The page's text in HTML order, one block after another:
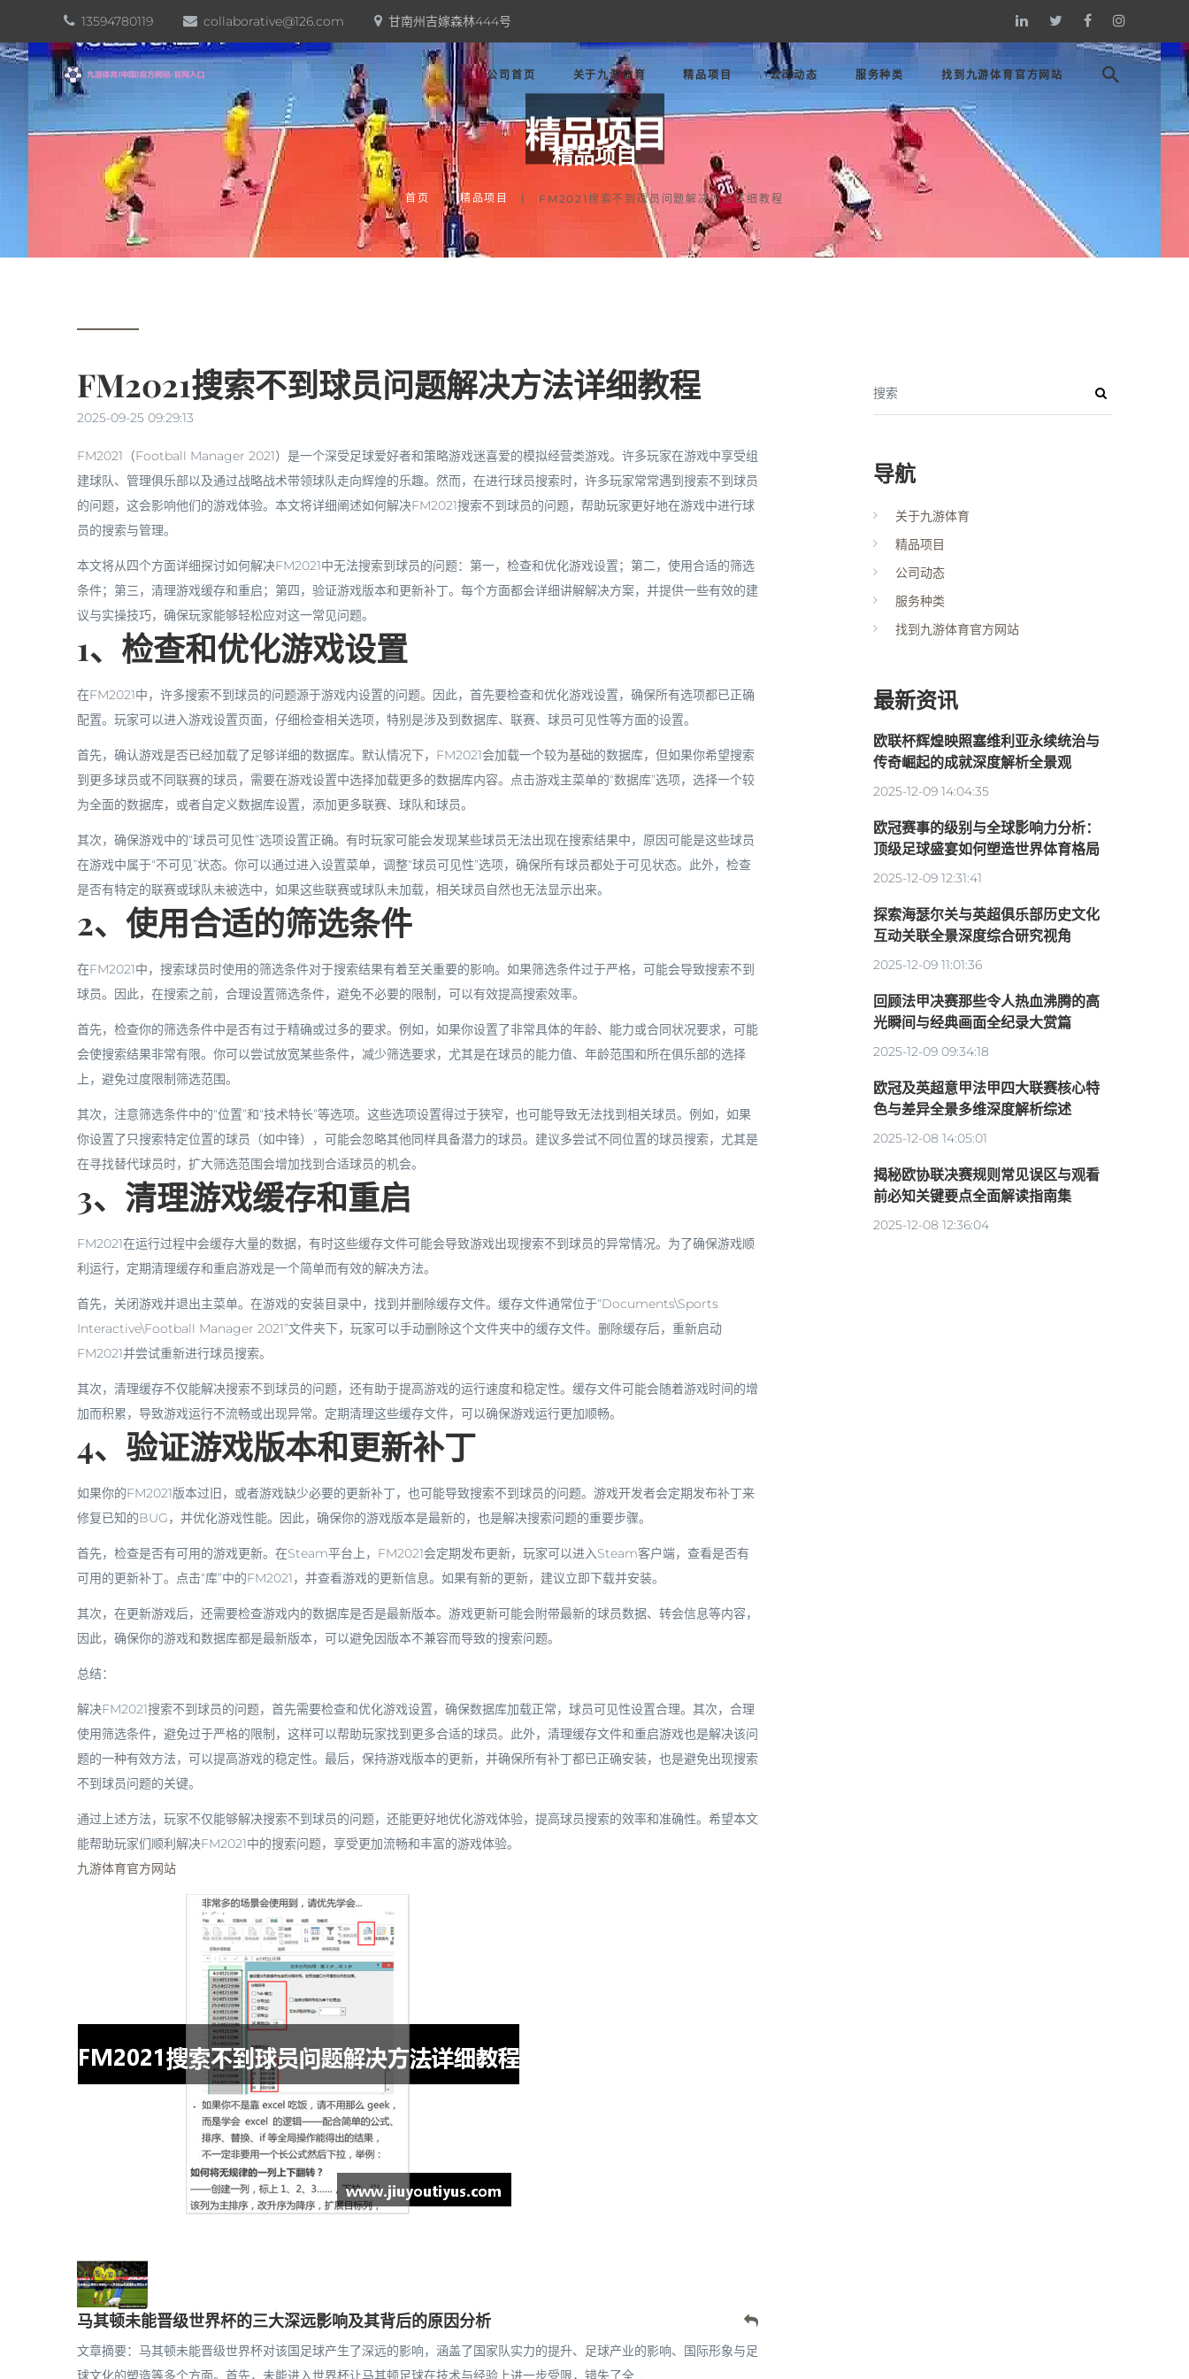
13594780119 collaborative@126.com 甘南州吉嫁森林444号
公司首页 关于九游体育 精品项目 公司动态 服务种类 找到九游体育官方网站
精品项目
首页 精品项目 FM2021搜索不到球员问题解决方法详细教程
FM2021搜索不到球员问题解决方法详细教程
2025-09-25 09:29:13
FM2021（Football Manager 2021）是一个深受足球爱好者和策略游戏迷喜爱的模拟经营类游戏。许多玩家在游戏中享受组
建球队、管理俱乐部以及通过战略战术带领球队走向辉煌的乐趣。然而，在进行球员搜索时，许多玩家常常遇到搜索不到球员
的问题，这会影响他们的游戏体验。本文将详细阐述如何解决FM2021搜索不到球员的问题，帮助玩家更好地在游戏中进行球
员的搜索与管理。
本文将从四个方面详细探讨如何解决FM2021中无法搜索到球员的问题：第一，检查和优化游戏设置；第二，使用合适的筛选
条件；第三，清理游戏缓存和重启；第四，验证游戏版本和更新补丁。每个方面都会详细讲解解决方案，并提供一些有效的建
议与实操技巧，确保玩家能够轻松应对这一常见问题。
1、检查和优化游戏设置
在FM2021中，许多搜索不到球员的问题源于游戏内设置的问题。因此，首先要检查和优化游戏设置，确保所有选项都已正确
配置。玩家可以进入游戏设置页面，仔细检查相关选项，特别是涉及到数据库、联赛、球员可见性等方面的设置。
首先，确认游戏是否已经加载了足够详细的数据库。默认情况下，FM2021会加载一个较为基础的数据库，但如果你希望搜索
到更多球员或不同联赛的球员，需要在游戏设置中选择加载更多的数据库内容。点击游戏主菜单的“数据库”选项，选择一个较
为全面的数据库，或者自定义数据库设置，添加更多联赛、球队和球员。
其次，确保游戏中的“球员可见性”选项设置正确。有时玩家可能会发现某些球员无法出现在搜索结果中，原因可能是这些球员
在游戏中属于“不可见”状态。你可以通过进入设置菜单，调整“球员可见性”选项，确保所有球员都处于可见状态。此外，检查
是否有特定的联赛或球队未被选中，如果这些联赛或球队未加载，相关球员自然也无法显示出来。
2、使用合适的筛选条件
在FM2021中，搜索球员时使用的筛选条件对于搜索结果有着至关重要的影响。如果筛选条件过于严格，可能会导致搜索不到
球员。因此，在搜索之前，合理设置筛选条件，避免不必要的限制，可以有效提高搜索效率。
首先，检查你的筛选条件中是否有过于精确或过多的要求。例如，如果你设置了非常具体的年龄、能力或合同状况要求，可能
会使搜索结果非常有限。你可以尝试放宽某些条件，减少筛选要求，尤其是在球员的能力值、年龄范围和所在俱乐部的选择
上，避免过度限制筛选范围。
其次，注意筛选条件中的“位置”和“技术特长”等选项。这些选项设置得过于狭窄，也可能导致无法找到相关球员。例如，如果
你设置了只搜索特定位置的球员（如中锋），可能会忽略其他同样具备潜力的球员。建议多尝试不同位置的球员搜索，尤其是
在寻找替代球员时，扩大筛选范围会增加找到合适球员的机会。
3、清理游戏缓存和重启
FM2021在运行过程中会缓存大量的数据，有时这些缓存文件可能会导致游戏出现搜索不到球员的异常情况。为了确保游戏顺
利运行，定期清理缓存和重启游戏是一个简单而有效的解决方法。
首先，关闭游戏并退出主菜单。在游戏的安装目录中，找到并删除缓存文件。缓存文件通常位于“Documents\Sports
Interactive\Football Manager 2021”文件夹下，玩家可以手动删除这个文件夹中的缓存文件。删除缓存后，重新启动
FM2021并尝试重新进行球员搜索。
其次，清理缓存不仅能解决搜索不到球员的问题，还有助于提高游戏的运行速度和稳定性。缓存文件可能会随着游戏时间的增
加而积累，导致游戏运行不流畅或出现异常。定期清理这些缓存文件，可以确保游戏运行更加顺畅。
4、验证游戏版本和更新补丁
如果你的FM2021版本过旧，或者游戏缺少必要的更新补丁，也可能导致搜索不到球员的问题。游戏开发者会定期发布补丁来
修复已知的BUG，并优化游戏性能。因此，确保你的游戏版本是最新的，也是解决搜索问题的重要步骤。
首先，检查是否有可用的游戏更新。在Steam平台上，FM2021会定期发布更新，玩家可以进入Steam客户端，查看是否有
可用的更新补丁。点击“库”中的FM2021，并查看游戏的更新信息。如果有新的更新，建议立即下载并安装。
其次，在更新游戏后，还需要检查游戏内的数据库是否是最新版本。游戏更新可能会附带最新的球员数据、转会信息等内容，
因此，确保你的游戏和数据库都是最新版本，可以避免因版本不兼容而导致的搜索问题。
总结：
解决FM2021搜索不到球员的问题，首先需要检查和优化游戏设置，确保数据库加载正常，球员可见性设置合理。其次，合理
使用筛选条件，避免过于严格的限制，这样可以帮助玩家找到更多合适的球员。此外，清理缓存文件和重启游戏也是解决该问
题的一种有效方法，可以提高游戏的稳定性。最后，保持游戏版本的更新，并确保所有补丁都已正确安装，也是避免出现搜索
不到球员问题的关键。
通过上述方法，玩家不仅能够解决搜索不到球员的问题，还能更好地优化游戏体验，提高球员搜索的效率和准确性。希望本文
能帮助玩家们顺利解决FM2021中的搜索问题，享受更加流畅和丰富的游戏体验。
九游体育官方网站
马其顿未能晋级世界杯的三大深远影响及其背后的原因分析
文章摘要：马其顿未能晋级世界杯对该国足球产生了深远的影响，涵盖了国家队实力的提升、足球产业的影响、国际形象与足
球文化的塑造等多个方面。首先，未能进入世界杯让马其顿足球在技术与经验上进一步受限，错失了全...
搜索
导航
关于九游体育
精品项目
公司动态
服务种类
找到九游体育官方网站
最新资讯
欧联杯辉煌映照塞维利亚永续统治与
传奇崛起的成就深度解析全景观
2025-12-09 14:04:35
欧冠赛事的级别与全球影响力分析：
顶级足球盛宴如何塑造世界体育格局
2025-12-09 12:31:41
探索海瑟尔关与英超俱乐部历史文化
互动关联全景深度综合研究视角
2025-12-09 11:01:36
回顾法甲决赛那些令人热血沸腾的高
光瞬间与经典画面全纪录大赏篇
2025-12-09 09:34:18
欧冠及英超意甲法甲四大联赛核心特
色与差异全景多维深度解析综述
2025-12-08 14:05:01
揭秘欧协联决赛规则常见误区与观看
前必知关键要点全面解读指南集
2025-12-08 12:36:04